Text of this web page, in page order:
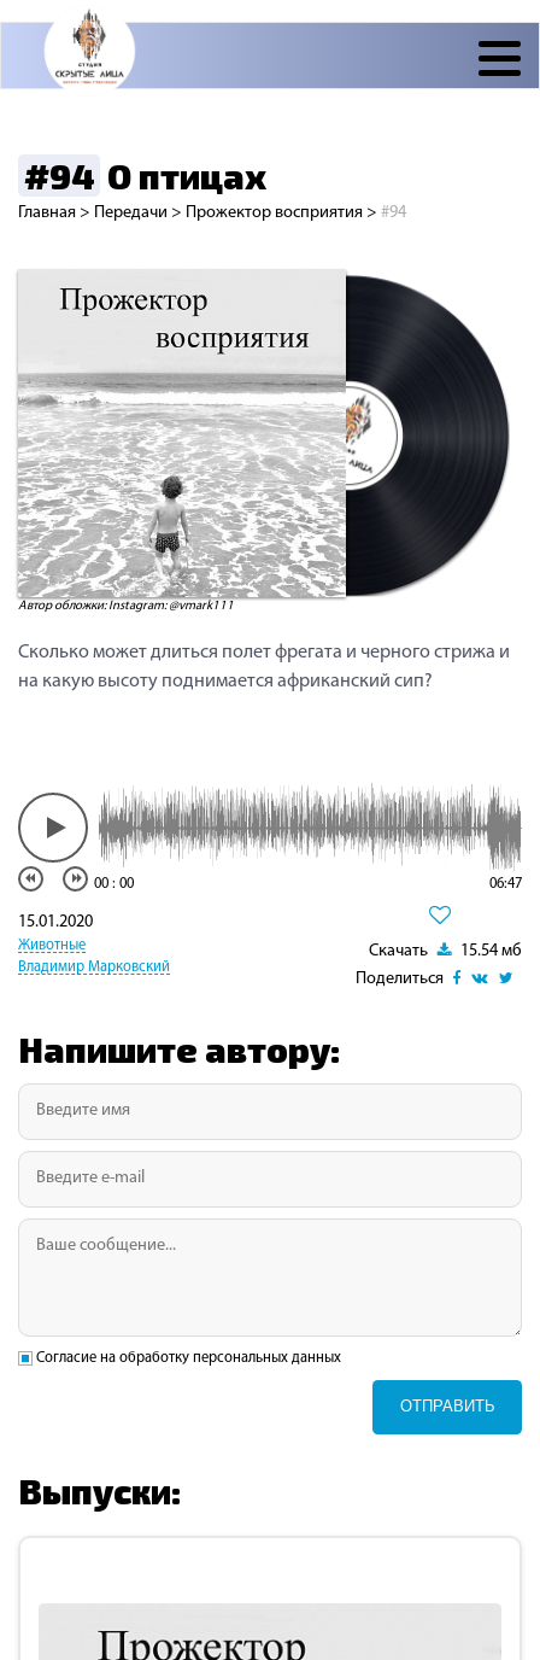
#94 О птицах
Главная > Передачи > Прожектор восприятия > #94
Автор обложки: Instagram: @vmark111
Сколько может длиться полет фрегата и черного стрижа и
на какую высоту поднимается африканский сип?
00 : 00 06:47
Скачать
15.54 мб
Поделиться
15.01.2020
Животные
Владимир Марковский
Напишите автору:
Согласие на обработку персональных данных
ОТПРАВИТЬ
Выпуски: